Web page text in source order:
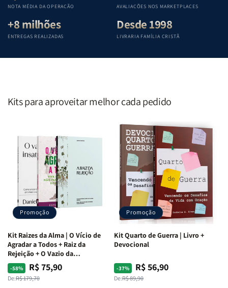
NOTA MÉDIA DA OPERAÇÃO AVALIAÇÕES NOS MARKETPLACES
+8 milhões
ENTREGAS REALIZADAS
Desde 1998
LIVRARIA FAMÍLIA CRISTÃ
Kits para aproveitar melhor cada pedido
Promoção
Kit Raizes da Alma | O Vício de
Agradar a Todos + Raiz da
Rejeição + O Vazio da
Insatisfação.
-58%
Preço
normal
De:R$ 179,70
Preço
promocional
R$ 75,90
Promoção
Kit Quarto de Guerra | Livro +
Devocional
-37%
Preço
normal
De:R$ 89,90
Preço
promocional
R$ 56,90